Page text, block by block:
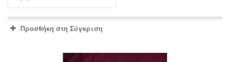
Προσθήκη στη Σύγκριση